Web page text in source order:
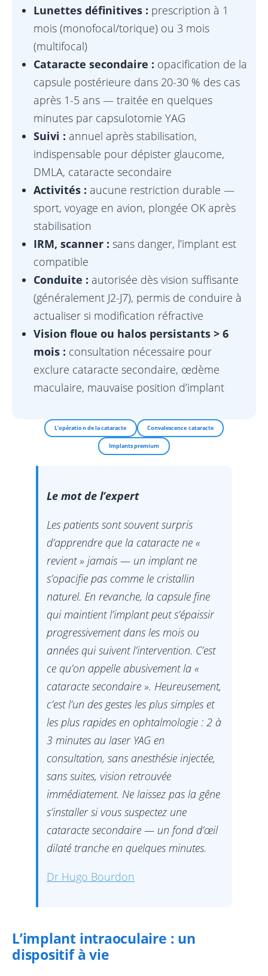
Lunettes définitives : prescription à 1
mois (monofocal/torique) ou 3 mois
(multifocal)
Cataracte secondaire : opacification de la
capsule postérieure dans 20-30 % des cas
après 1-5 ans — traitée en quelques
minutes par capsulotomie YAG
Suivi : annuel après stabilisation,
indispensable pour dépister glaucome,
DMLA, cataracte secondaire
Activités : aucune restriction durable —
sport, voyage en avion, plongée OK après
stabilisation
IRM, scanner : sans danger, l’implant est
compatible
Conduite : autorisée dès vision suffisante
(généralement J2-J7), permis de conduire à
actualiser si modification réfractive
Vision floue ou halos persistants > 6
mois : consultation nécessaire pour
exclure cataracte secondaire, œdème
maculaire, mauvaise position d’implant
L’opération de la cataracte Convalescence cataracte
Implants premium
Le mot de l’expert
Les patients sont souvent surpris
d’apprendre que la cataracte ne «
revient » jamais — un implant ne
s’opacifie pas comme le cristallin
naturel. En revanche, la capsule fine
qui maintient l’implant peut s’épaissir
progressivement dans les mois ou
années qui suivent l’intervention. C’est
ce qu’on appelle abusivement la «
cataracte secondaire ». Heureusement,
c’est l’un des gestes les plus simples et
les plus rapides en ophtalmologie : 2 à
3 minutes au laser YAG en
consultation, sans anesthésie injectée,
sans suites, vision retrouvée
immédiatement. Ne laissez pas la gêne
s’installer si vous suspectez une
cataracte secondaire — un fond d’œil
dilaté tranche en quelques minutes.
Dr Hugo Bourdon
L’implant intraoculaire : un
dispositif à vie